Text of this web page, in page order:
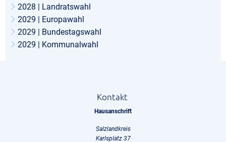
2028 | Landratswahl
2029 | Europawahl
2029 | Bundestagswahl
2029 | Kommunalwahl
Kontakt
Hausanschrift
Salzlandkreis
Karlsplatz 37